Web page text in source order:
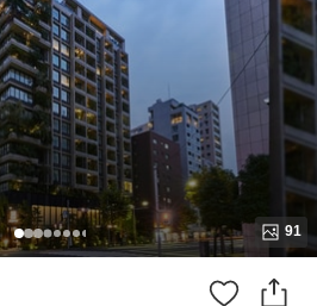
91